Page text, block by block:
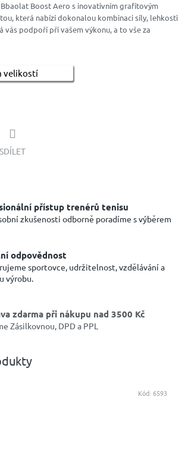
Boost Aero s inovativním grafitovým
která nabízí dokonalou kombinaci síly, lehkosti
podpoří při vašem výkonu, a to vše za
velikostí
SDÍLET
přístup trenérů tenisu
zkušenosti odborně poradíme s výběrem
odpovědnost
sportovce, udržitelnost, vzdělávání a
výrobu.
zdarma při nákupu nad 3500 Kč
Zásilkovnou, DPD a PPL
Kód: 6593